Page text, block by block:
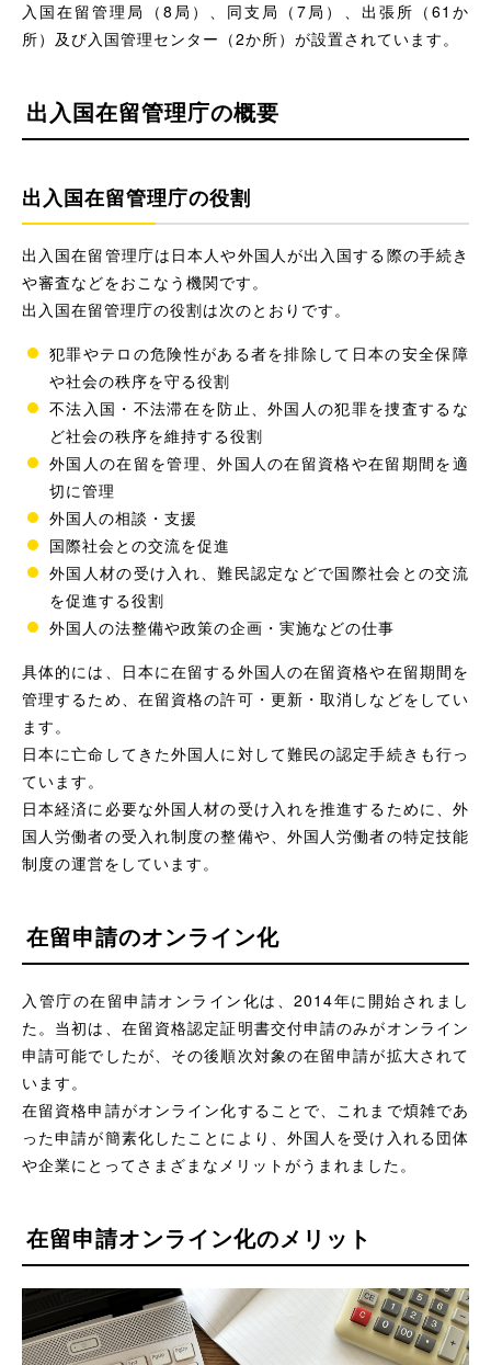
入国在留管理局（8局）、同支局（7局）、出張所（61か
所）及び入国管理センター（2か所）が設置されています。
出入国在留管理庁の概要
出入国在留管理庁の役割
出入国在留管理庁は日本人や外国人が出入国する際の手続き
や審査などをおこなう機関です。
出入国在留管理庁の役割は次のとおりです。
犯罪やテロの危険性がある者を排除して日本の安全保障
や社会の秩序を守る役割
不法入国・不法滞在を防止、外国人の犯罪を捜査するな
ど社会の秩序を維持する役割
外国人の在留を管理、外国人の在留資格や在留期間を適
切に管理
外国人の相談・支援
国際社会との交流を促進
外国人材の受け入れ、難民認定などで国際社会との交流
を促進する役割
外国人の法整備や政策の企画・実施などの仕事
具体的には、日本に在留する外国人の在留資格や在留期間を
管理するため、在留資格の許可・更新・取消しなどをしてい
ます。
日本に亡命してきた外国人に対して難民の認定手続きも行っ
ています。
日本経済に必要な外国人材の受け入れを推進するために、外
国人労働者の受入れ制度の整備や、外国人労働者の特定技能
制度の運営をしています。
在留申請のオンライン化
入管庁の在留申請オンライン化は、2014年に開始されまし
た。当初は、在留資格認定証明書交付申請のみがオンライン
申請可能でしたが、その後順次対象の在留申請が拡大されて
います。
在留資格申請がオンライン化することで、これまで煩雑であ
った申請が簡素化したことにより、外国人を受け入れる団体
や企業にとってさまざまなメリットがうまれました。
在留申請オンライン化のメリット